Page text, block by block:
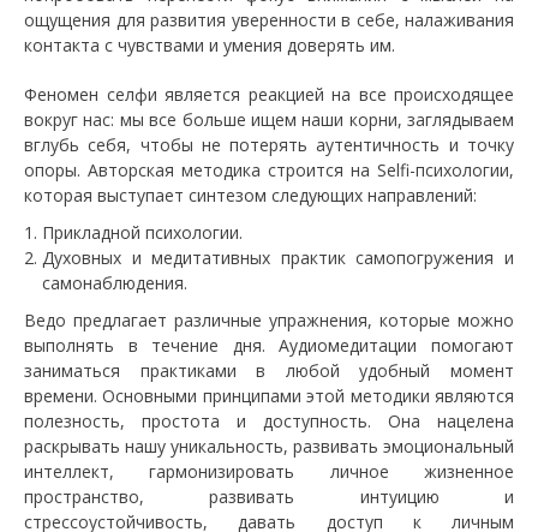
ощущения для развития уверенности в себе, налаживания
контакта с чувствами и умения доверять им.
Феномен селфи является реакцией на все происходящее
вокруг нас: мы все больше ищем наши корни, заглядываем
вглубь себя, чтобы не потерять аутентичность и точку
опоры. Авторская методика строится на Selfi-психологии,
которая выступает синтезом следующих направлений:
Прикладной психологии.
Духовных и медитативных практик самопогружения и
самонаблюдения.
Ведо предлагает различные упражнения, которые можно
выполнять в течение дня. Аудиомедитации помогают
заниматься практиками в любой удобный момент
времени. Основными принципами этой методики являются
полезность, простота и доступность. Она нацелена
раскрывать нашу уникальность, развивать эмоциональный
интеллект, гармонизировать личное жизненное
пространство, развивать интуицию и
стрессоустойчивость, давать доступ к личным